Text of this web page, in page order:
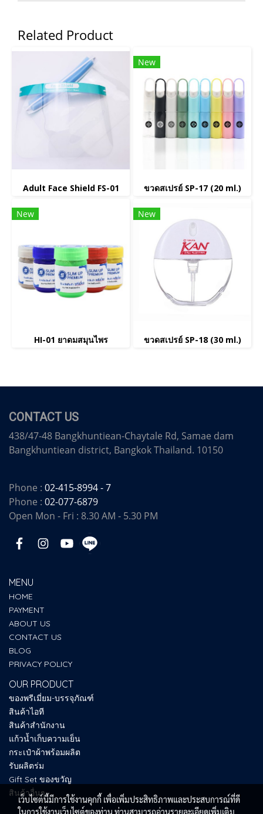
Related Product
Adult Face Shield FS-01
New
ขวดสเปรย์ SP-17 (20 ml.)
New
HI-01 ยาดมสมุนไพร
New
ขวดสเปรย์ SP-18 (30 ml.)
CONTACT US
438/47-48 Bangkhuntiean-Chaytale Rd, Samae dam
Bangkhuntiean district, Bangkok Thailand. 10150
Phone : 02-415-8994 - 7
Phone : 02-077-6879
Open Mon - Fri : 8.30 AM - 5.30 PM
MENU
HOME
PAYMENT
ABOUT US
CONTACT US
BLOG
PRIVACY POLICY
OUR PRODUCT
ของพรีเมี่ยม-บรรจุภัณฑ์
สินค้าไอที
สินค้าสำนักงาน
แก้วน้ำเก็บความเย็น
กระเป๋าผ้าพร้อมผลิต
รับผลิตร่ม
Gift Set ของขวัญ
สินค้าอื่นๆ
เว็บไซต์นี้มีการใช้งานคุกกี้ เพื่อเพิ่มประสิทธิภาพและประสบการณ์ที่ดี
ในการใช้งานเว็บไซต์ของท่าน ท่านสามารถอ่านรายละเอียดเพิ่มเติม